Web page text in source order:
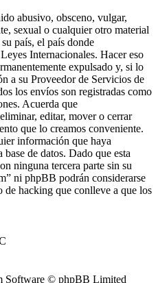
abusivo, obsceno, vulgar,
sexual o cualquier otro material
país, el país donde
Internacionales. Hacer eso
expulsado y, si lo
a su Proveedor de Servicios de
los envíos son registradas como
Acuerda que
editar, mover o cerrar
que lo creamos conveniente.
información que haya
base de datos. Dado que esta
ninguna tercera parte sin su
ni phpBB podrán considerarse
de hacking que conlleve a que los
Software © phpBB Limited